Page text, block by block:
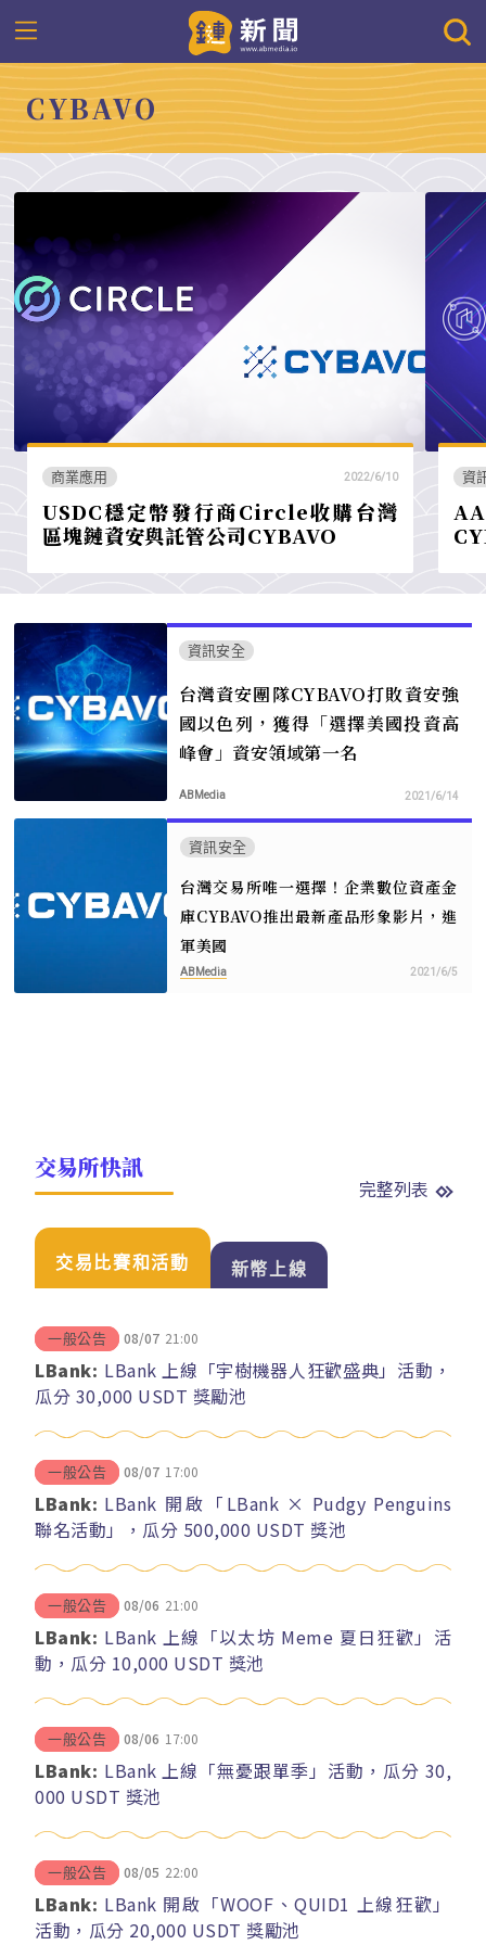
CYBAVO
商業應用 2022/6/10
USDC穩定幣發行商Circle收購台灣
區塊鏈資安與託管公司CYBAVO
資
資訊安全
台灣資安團隊CYBAVO打敗資安強
國以色列，獲得「選擇美國投資高
峰會」資安領域第一名
ABMedia 2021/6/14
資訊安全
台灣交易所唯一選擇！企業數位資產金
庫CYBAVO推出最新產品形象影片，進
軍美國
ABMedia 2021/6/5
交易所快訊
完整列表
交易比賽和活動 新幣上線
一般公告 08/07 21:00
LBank: LBank 上線「宇樹機器人狂歡盛典」活動，
瓜分 30,000 USDT 獎勵池
一般公告 08/07 17:00
LBank: LBank 開啟「LBank × Pudgy Penguins
聯名活動」，瓜分 500,000 USDT 獎池
一般公告 08/06 21:00
LBank: LBank 上線「以太坊 Meme 夏日狂歡」活
動，瓜分 10,000 USDT 獎池
一般公告 08/06 17:00
LBank: LBank 上線「無憂跟單季」活動，瓜分 30,
000 USDT 獎池
一般公告 08/05 22:00
LBank: LBank 開啟「WOOF、QUID1 上線狂歡」
活動，瓜分 20,000 USDT 獎勵池